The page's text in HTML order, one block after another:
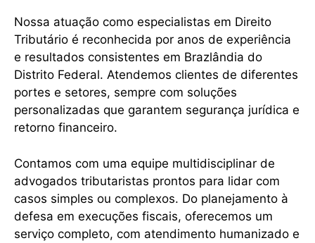
Nossa atuação como especialistas em Direito
Tributário é reconhecida por anos de experiência
e resultados consistentes em Brazlândia do
Distrito Federal. Atendemos clientes de diferentes
portes e setores, sempre com soluções
personalizadas que garantem segurança jurídica e
retorno financeiro.
Contamos com uma equipe multidisciplinar de
advogados tributaristas prontos para lidar com
casos simples ou complexos. Do planejamento à
defesa em execuções fiscais, oferecemos um
serviço completo, com atendimento humanizado e